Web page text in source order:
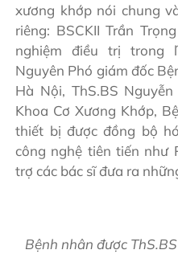
xương khớp nói chung
riêng: BSCKII Trần
nghiệm điều trị trong
Nguyên Phó giám đốc
Hà Nội, ThS.BS
Khoa Cơ Xương Khớp,
thiết bị được đồng bộ
công nghệ tiên tiến như
trợ các bác sĩ đưa ra
Bệnh nhân được